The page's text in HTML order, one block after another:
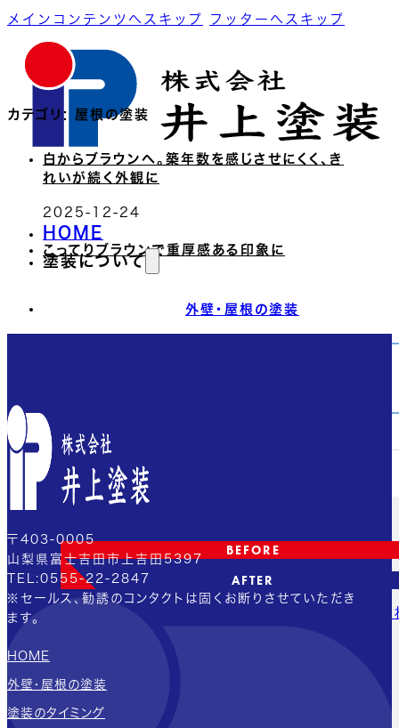
メインコンテンツへスキップ フッターへスキップ
HOME
塗装について
外壁・屋根の塗装
施工実績
BEFORE
AFTER
白からブラウンへ。築年数を感じさせにくく、き
カテゴリ: 屋根の塗装
白からブラウンへ。築年数を感じさせにくく、き
れいが続く外観に
2025-12-24
こってりブラウンで重厚感ある印象に
〒403-0005
山梨県富士吉田市上吉田5397
TEL:0555-22-2847
※セールス、勧誘のコンタクトは固くお断りさせていただき
ます。
HOME
外壁・屋根の塗装
塗装のタイミング